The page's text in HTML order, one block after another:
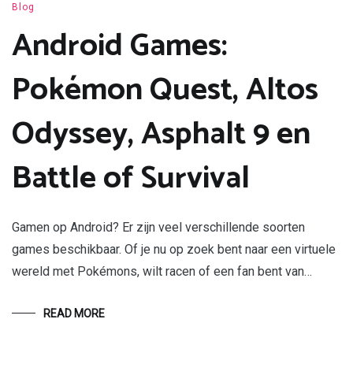
Blog
Android Games:
Pokémon Quest, Altos
Odyssey, Asphalt 9 en
Battle of Survival
Gamen op Android? Er zijn veel verschillende soorten
games beschikbaar. Of je nu op zoek bent naar een virtuele
wereld met Pokémons, wilt racen of een fan bent van…
READ MORE